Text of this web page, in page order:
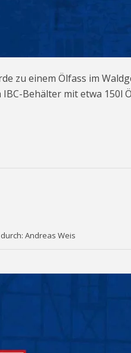
zu einem Ölfass im
Behälter mit etwa 150l
Andreas Weis